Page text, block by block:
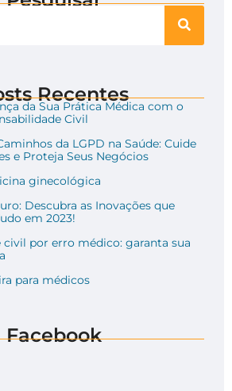
Recentes
da Sua Prática Médica com o
Civil
da LGPD na Saúde: Cuide
e Proteja Seus Negócios
ginecológica
Descubra as Inovações que
em 2023!
civil por erro médico: garanta sua
para médicos
Facebook